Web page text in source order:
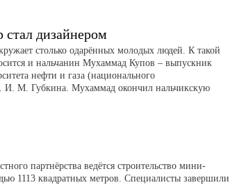
стал дизайнером
столько одарённых молодых людей. К такой
и нальчанин Мухаммад Купов – выпускник
нефти и газа (национального
И. М. Губкина. Мухаммад окончил нальчикскую
партнёрства ведётся строительство мини-
1113 квадратных метров. Специалисты завершили